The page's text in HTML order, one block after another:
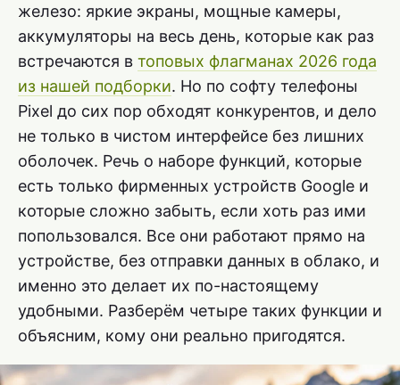
железо: яркие экраны, мощные камеры,
аккумуляторы на весь день, которые как раз
встречаются в топовых флагманах 2026 года
из нашей подборки. Но по софту телефоны
Pixel до сих пор обходят конкурентов, и дело
не только в чистом интерфейсе без лишних
оболочек. Речь о наборе функций, которые
есть только фирменных устройств Google и
которые сложно забыть, если хоть раз ими
попользовался. Все они работают прямо на
устройстве, без отправки данных в облако, и
именно это делает их по-настоящему
удобными. Разберём четыре таких функции и
объясним, кому они реально пригодятся.